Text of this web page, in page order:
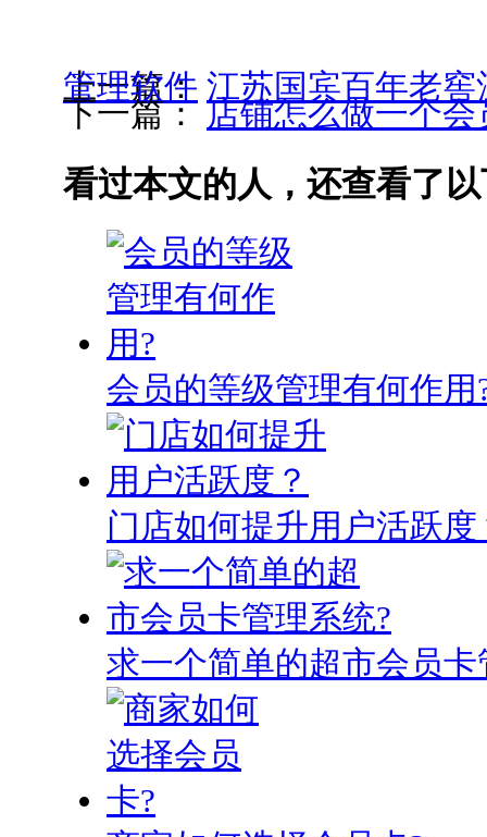
上一篇：
江苏国宾百年老窖酒业有限公司选用锐宜会员管理软件
下一篇： 店铺怎么做一个
看过本文的人，还查看了
会员的等级管理有何作用
门店如何提升用户活跃度
求一个简单的超市会员卡